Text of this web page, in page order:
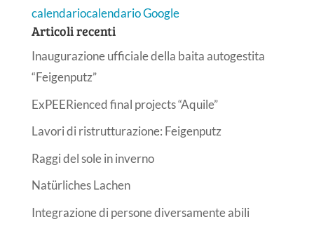
calendariocalendario Google
Articoli recenti
Inaugurazione ufficiale della baita autogestita
“Feigenputz”
ExPEERienced final projects “Aquile”
Lavori di ristrutturazione: Feigenputz
Raggi del sole in inverno
Natürliches Lachen
Integrazione di persone diversamente abili